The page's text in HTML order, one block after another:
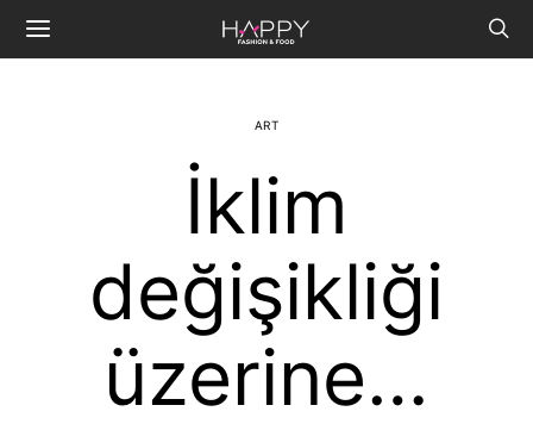
ART
İklim
değişikliği
üzerine…